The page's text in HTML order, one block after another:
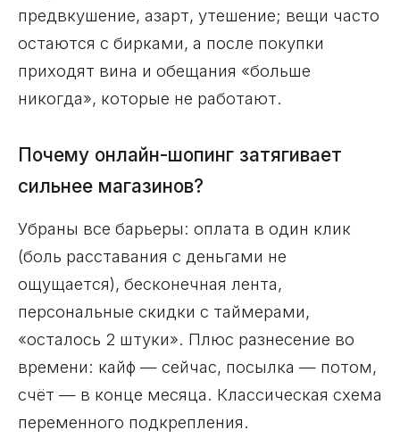
предвкушение, азарт, утешение; вещи часто
остаются с бирками, а после покупки
приходят вина и обещания «больше
никогда», которые не работают.
Почему онлайн-шопинг затягивает
сильнее магазинов?
Убраны все барьеры: оплата в один клик
(боль расставания с деньгами не
ощущается), бесконечная лента,
персональные скидки с таймерами,
«осталось 2 штуки». Плюс разнесение во
времени: кайф — сейчас, посылка — потом,
счёт — в конце месяца. Классическая схема
переменного подкрепления.